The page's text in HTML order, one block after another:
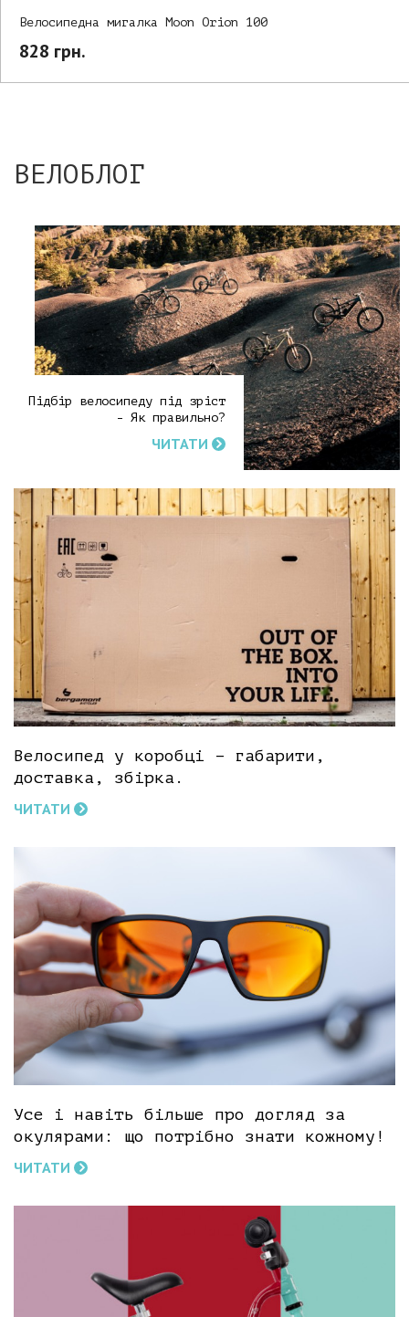
Велосипедна мигалка Moon Orion 100
828 грн.
ВЕЛОБЛОГ
Підбір велосипеду під зріст
- Як правильно?
ЧИТАТИ
Велосипед у коробці – габарити,
доставка, збірка.
ЧИТАТИ
Усе і навіть більше про догляд за
окулярами: що потрібно знати кожному!
ЧИТАТИ